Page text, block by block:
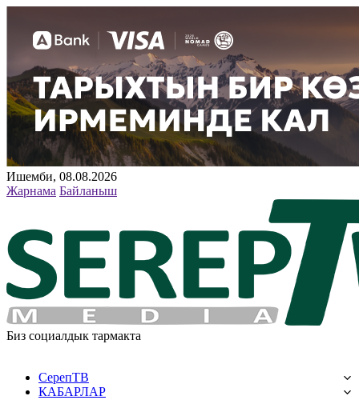
Ишемби, 08.08.2026
Жарнама Байланыш
Биз социалдык тармакта
СерепТВ
КАБАРЛАР